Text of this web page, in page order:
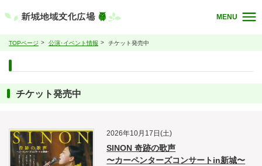
MENU
TOPページ 公演･イベント情報 チケット発売中
チケット発売中
2026年10月17日(土)
SINON 奇跡の歌声
〜カーペンターズコンサートin新城〜